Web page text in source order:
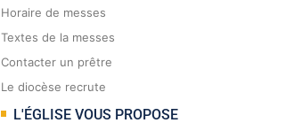
Horaire de messes
Textes de la messes
Contacter un prêtre
Le diocèse recrute
L'ÉGLISE VOUS PROPOSE